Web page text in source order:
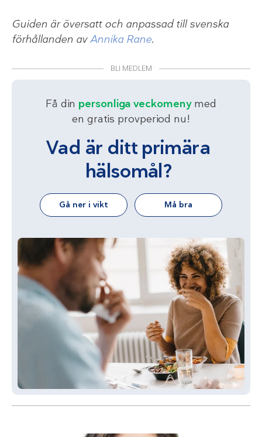
Guiden är översatt och anpassad till svenska
förhållanden avAnnika Rane.
BLI MEDLEM
Få din personliga veckomenymed
en gratis provperiod nu!
Vad är ditt primära
hälsomål?
Gå ner i vikt Må bra